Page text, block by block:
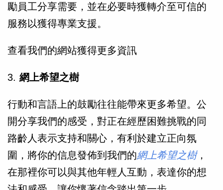
勵員工分享需要，並在必要時獲轉介至可信的
服務以獲得專業支援。
查看我們的網站獲得更多資訊
3. 網上希望之樹
行動和言語上的鼓勵往往能帶來更多希望。公
開分享我們的感受，對正在經歷困難挑戰的同
路齡人表示支持和關心，有利於建立正向氛
圍，將你的信息發佈到我們的網上希望之樹，
在那裡你可以與其他年輕人互動，表達你的想